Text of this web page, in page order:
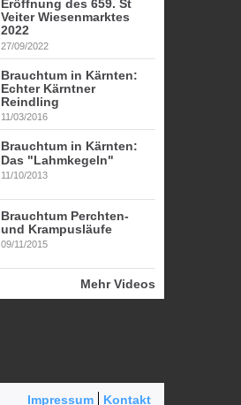
Eröffnung des 659. St
Veiter Wiesenmarktes
2022
27/09/2022
Brauchtum in Kärnten:
Echter Kärntner
Reindling
11/03/2016
Brauchtum in Kärnten:
Das "Lahmkegeln"
11/10/2013
Brauchtum Perchten-
und Krampusläufe
09/11/2015
Mehr Videos
Impressum Kontakt